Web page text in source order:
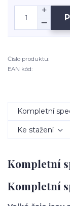
Číslo produktu:
EAN kód:
Kompletní
Ke stažení
Kompletní
Kompletní